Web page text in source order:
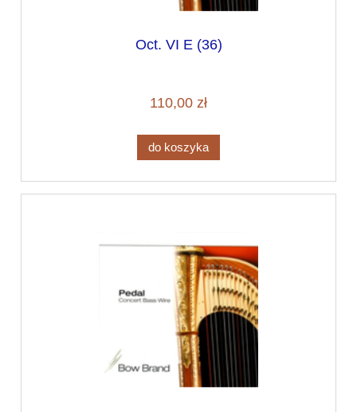
Oct. VI E (36)
110,00 zł
do koszyka